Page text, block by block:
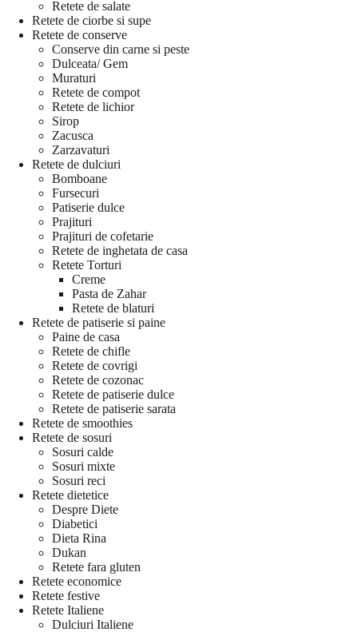
Retete de salate
Retete de ciorbe si supe
Retete de conserve
Conserve din carne si peste
Dulceata/ Gem
Muraturi
Retete de compot
Retete de lichior
Sirop
Zacusca
Zarzavaturi
Retete de dulciuri
Bomboane
Fursecuri
Patiserie dulce
Prajituri
Prajituri de cofetarie
Retete de inghetata de casa
Retete Torturi
Creme
Pasta de Zahar
Retete de blaturi
Retete de patiserie si paine
Paine de casa
Retete de chifle
Retete de covrigi
Retete de cozonac
Retete de patiserie dulce
Retete de patiserie sarata
Retete de smoothies
Retete de sosuri
Sosuri calde
Sosuri mixte
Sosuri reci
Retete dietetice
Despre Diete
Diabetici
Dieta Rina
Dukan
Retete fara gluten
Retete economice
Retete festive
Retete Italiene
Dulciuri Italiene